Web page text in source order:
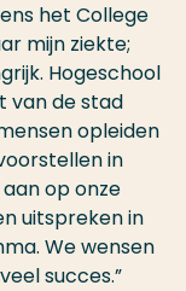
het College
mijn ziekte;
Hogeschool
van de stad
opleiden
in
op onze
uitspreken in
We wensen
succes.”